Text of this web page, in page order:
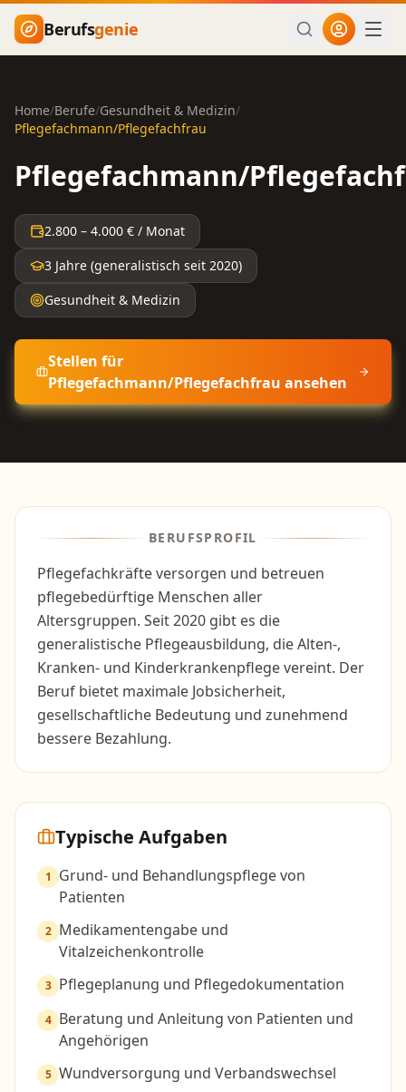
Zum Hauptinhalt springen
Berufsgenie
Home/Berufe/Gesundheit & Medizin/
Pflegefachmann/Pflegefachfrau
Pflegefachmann/
2.800 – 4.000 € / Monat
3 Jahre (generalistisch seit 2020)
Gesundheit & Medizin
Stellen für
Pflegefachmann/Pflegefachfrau ansehen
BERUFSPROFIL
Pflegefachkräfte versorgen und betreuen
pflegebedürftige Menschen aller
Altersgruppen. Seit 2020 gibt es die
generalistische Pflegeausbildung, die Alten-,
Kranken- und Kinderkrankenpflege vereint. Der
Beruf bietet maximale Jobsicherheit,
gesellschaftliche Bedeutung und zunehmend
bessere Bezahlung.
Typische Aufgaben
1
Grund- und Behandlungspflege von
Patienten
2 Medikamentengabe und
Vitalzeichenkontrolle
3 Pflegeplanung und Pflegedokumentation
4 Beratung und Anleitung von Patienten und
Angehörigen
5 Wundversorgung und Verbandswechsel